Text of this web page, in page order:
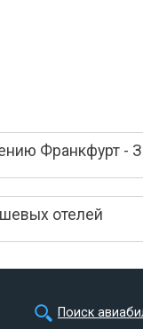
Франкфурт -
отелей
Поиск